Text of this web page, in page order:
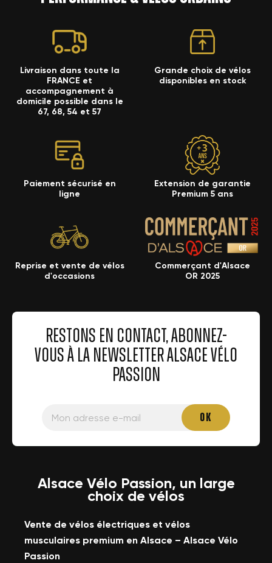
Livraison dans toute la
FRANCE et
accompagnement à
domicile possible dans le
67, 68, 54 et 57
Grande choix de vélos
disponibles en stock
Paiement sécurisé en
ligne
Extension de garantie
Premium 5 ans
Reprise et vente de vélos
d'occasions
Commerçant d'Alsace
OR 2025
RESTONS EN CONTACT, ABONNEZ-
VOUS À LA NEWSLETTER ALSACE VÉLO
PASSION
Alsace Vélo Passion, un large
choix de vélos
Vente de vélos électriques et vélos
musculaires premium en Alsace – Alsace Vélo
Passion